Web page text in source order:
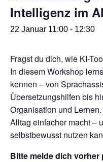
Intelligenz im
22 Januar 11:00 - 12:30
Fragst du dich, wie KI-
In diesem Workshop
kennen – von
Übersetzungshilfen bis
Organisation und
Alltag einfacher macht –
selbstbewusst nutzen
Bitte melde dich vorher